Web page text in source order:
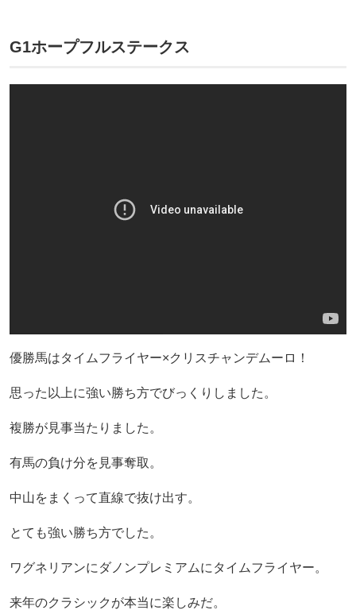
G1ホープフルステークス
優勝馬はタイムフライヤー×クリスチャンデムーロ！
思った以上に強い勝ち方でびっくりしました。
複勝が見事当たりました。
有馬の負け分を見事奪取。
中山をまくって直線で抜け出す。
とても強い勝ち方でした。
ワグネリアンにダノンプレミアムにタイムフライヤー。
来年のクラシックが本当に楽しみだ。